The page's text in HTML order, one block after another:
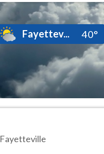
Fayettev... 40°
Fayetteville